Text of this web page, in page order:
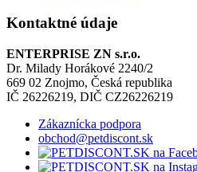
Kontaktné údaje
ENTERPRISE ZN s.r.o.
Dr. Milady Horákové 2240/2
669 02 Znojmo, Česká republika
IČ 26226219, DIČ CZ26226219
Zákaznícka podpora
obchod@petdiscont.sk